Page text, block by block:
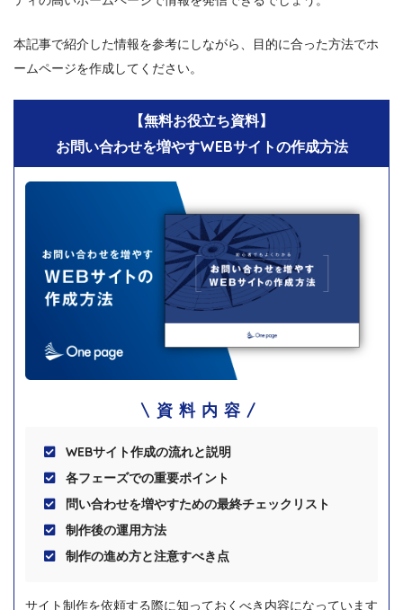
本記事で紹介した情報を参考にしながら、目的に合った方法でホ
ームページを作成してください。
【無料お役立ち資料】
お問い合わせを増やすWEBサイトの作成方法
資料内容
WEBサイト作成の流れと説明
各フェーズでの重要ポイント
問い合わせを増やすための最終チェックリスト
制作後の運用方法
制作の進め方と注意すべき点
サイト制作を依頼する際に知っておくべき内容になっています